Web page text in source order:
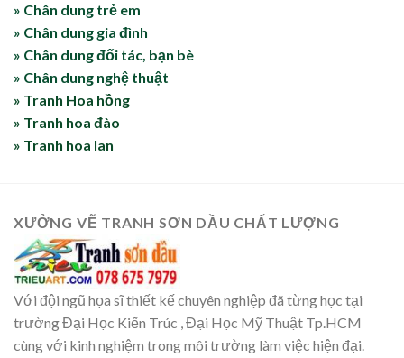
» Chân dung trẻ em
» Chân dung gia đình
» Chân dung đối tác, bạn bè
» Chân dung nghệ thuật
» Tranh Hoa hồng
» Tranh hoa đào
» Tranh hoa lan
XƯỞNG VẼ TRANH SƠN DẦU CHẤT LƯỢNG
Với đội ngũ họa sĩ thiết kế chuyên nghiệp đã từng học tại
trường Đại Học Kiến Trúc , Đại Học Mỹ Thuật Tp.HCM
cùng với kinh nghiệm trong môi trường làm việc hiện đại.